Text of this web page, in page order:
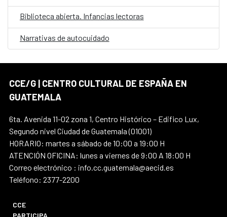
Biblioteca abierta. Infancias lectoras
Narrativas de autocuidado
CCE/G | CENTRO CULTURAL DE ESPAÑA EN
GUATEMALA
6ta. Avenida 11-02 zona 1, Centro Histórico – Edifico Lux,
Segundo nivel Ciudad de Guatemala (01001)
HORARIO: martes a sábado de 10:00 a 19:00 H
ATENCIÓN OFICINA: lunes a viernes de 9:00 A 18:00 H
Correo electrónico : info.cc.guatemala@aecid.es
Teléfono: 2377-2200
CCE